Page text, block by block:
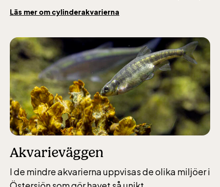
Läs mer om cylinderakvarierna
Akvarieväggen
I de mindre akvarierna uppvisas de olika miljöer i
öppet under
påsken, helger i
april och därefter
dagligen.
Bergbanan kostar
35:- för uppfärd
och nedfärd för alla
över 4 år.
Rullstolsburna med
ledsagare åker
gratis.